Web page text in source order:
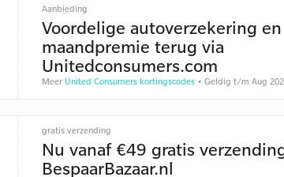
Aanbieding
Voordelige autoverzekering en
maandpremie terug via
Unitedconsumers.com
Meer United Consumers kortingscodes• Geldig t/m Aug
gratis verzending
Nu vanaf €49 gratis
BespaarBazaar.nl